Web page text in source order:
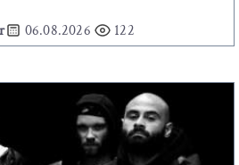
06.08.2026 122